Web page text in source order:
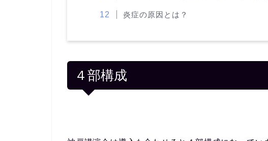
炎症の原因とは？
４部構成